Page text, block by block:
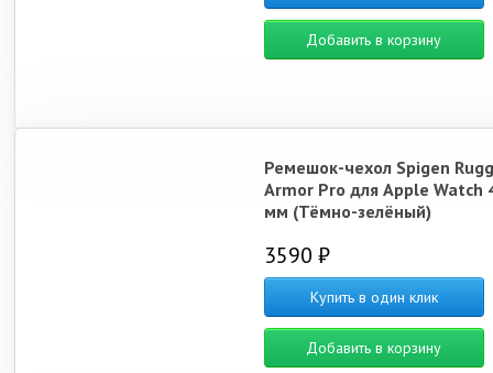
Добавить в корзину
Ремешок-чехол Spigen
Armor Pro для Apple Watch
мм (Тёмно-зелёный)
3590 ₽
Купить в один клик
Добавить в корзину